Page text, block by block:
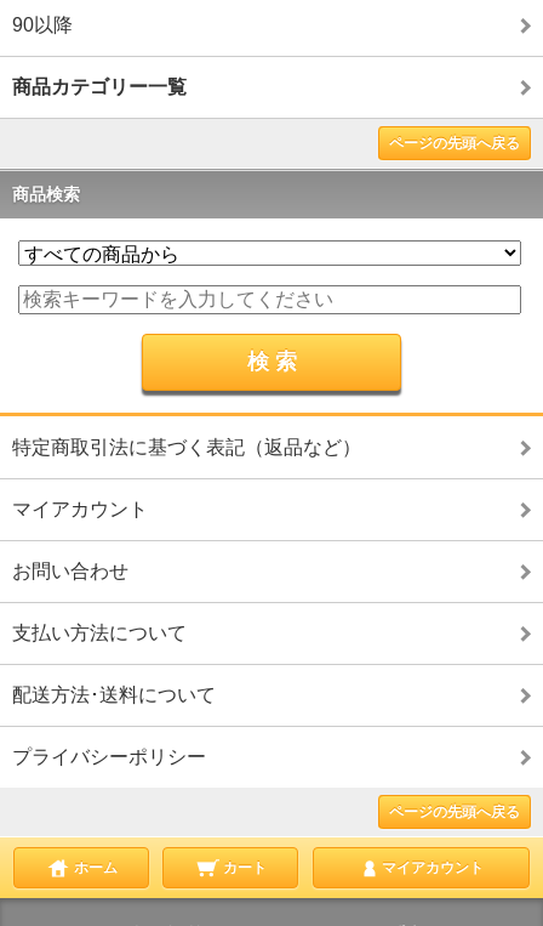
90以降
商品カテゴリー一覧
ページの先頭へ戻る
商品検索
特定商取引法に基づく表記（返品など）
マイアカウント
お問い合わせ
支払い方法について
配送方法･送料について
プライバシーポリシー
ページの先頭へ戻る
ホーム カート マイアカウント